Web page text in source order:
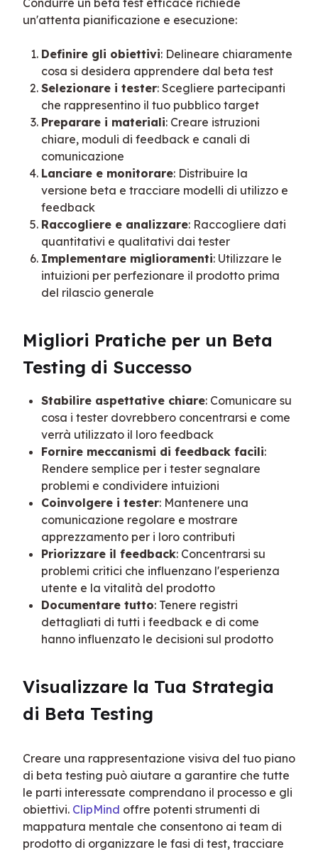
un'attenta pianificazione e esecuzione:
Definire gli obiettivi: Delineare chiaramente
cosa si desidera apprendere dal beta test
Selezionare i tester: Scegliere partecipanti
che rappresentino il tuo pubblico target
Preparare i materiali: Creare istruzioni
chiare, moduli di feedback e canali di
comunicazione
Lanciare e monitorare: Distribuire la
versione beta e tracciare modelli di utilizzo e
feedback
Raccogliere e analizzare: Raccogliere dati
quantitativi e qualitativi dai tester
Implementare miglioramenti: Utilizzare le
intuizioni per perfezionare il prodotto prima
del rilascio generale
Migliori Pratiche per un Beta
Testing di Successo
Stabilire aspettative chiare: Comunicare su
cosa i tester dovrebbero concentrarsi e come
verrà utilizzato il loro feedback
Fornire meccanismi di feedback facili:
Rendere semplice per i tester segnalare
problemi e condividere intuizioni
Coinvolgere i tester: Mantenere una
comunicazione regolare e mostrare
apprezzamento per i loro contributi
Priorizzare il feedback: Concentrarsi su
problemi critici che influenzano l'esperienza
utente e la vitalità del prodotto
Documentare tutto: Tenere registri
dettagliati di tutti i feedback e di come
hanno influenzato le decisioni sul prodotto
Visualizzare la Tua Strategia
di Beta Testing
Creare una rappresentazione visiva del tuo piano
di beta testing può aiutare a garantire che tutte
le parti interessate comprendano il processo e gli
obiettivi. ClipMind offre potenti strumenti di
mappatura mentale che consentono ai team di
prodotto di organizzare le fasi di test, tracciare